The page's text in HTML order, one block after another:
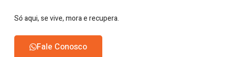
Só aqui, se vive, mora e recupera.
Fale Conosco